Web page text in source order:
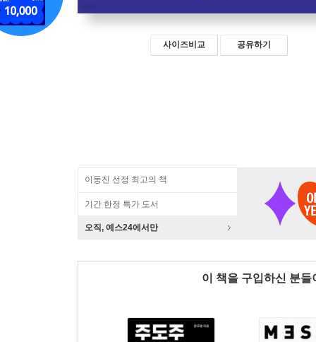
사이즈비교 공유하기
이동진 선정 최고의 책
기간 한정 특가 도서
오직, 예스24에서만
이 책을 구입하신 분